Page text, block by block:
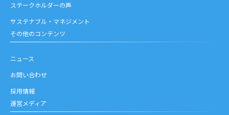
ステークホルダーの声
サステナブル・マネジメント
その他のコンテンツ
ニュース
お問い合わせ
採用情報
運営メディア